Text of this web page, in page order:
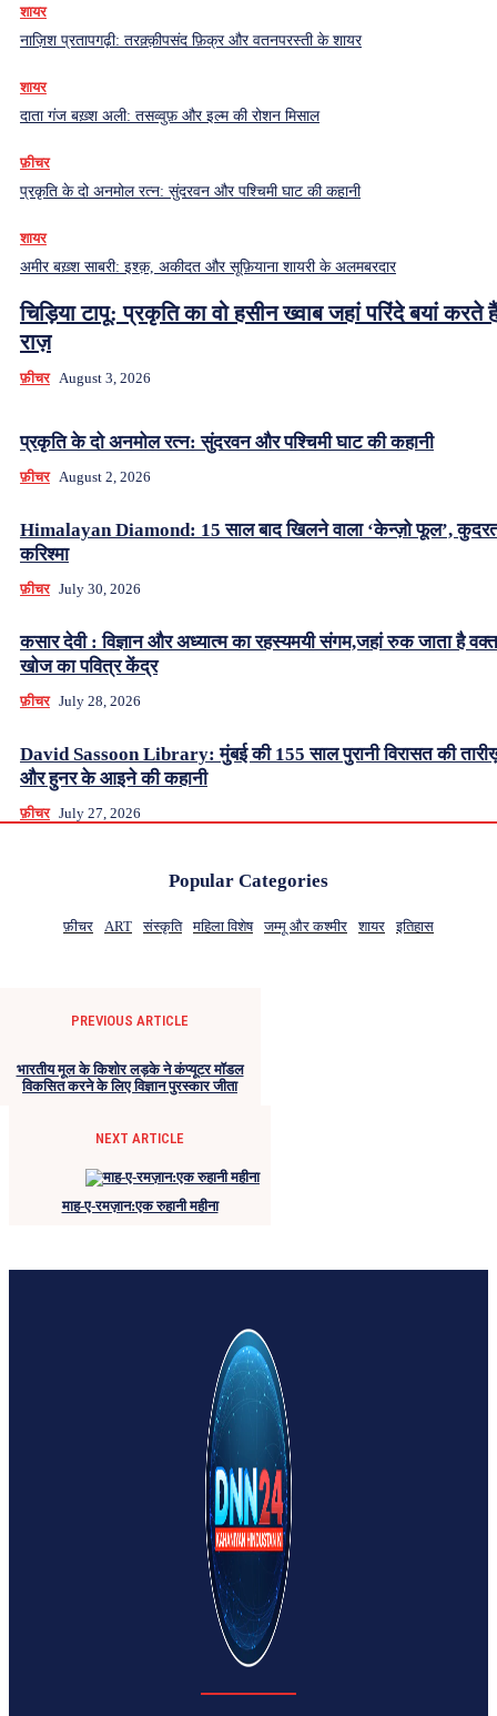
शायर
नाज़िश प्रतापगढ़ी: तरक़्क़ीपसंद फ़िक्र और वतनपरस्ती के शायर
शायर
दाता गंज बख़्श अली: तसव्वुफ़ और इल्म की रोशन मिसाल
फ़ीचर
प्रकृति के दो अनमोल रत्न: सुंदरवन और पश्चिमी घाट की कहानी
शायर
अमीर बख़्श साबरी: इश्क़, अकीदत और सूफ़ियाना शायरी के अलमबरदार
चिड़िया टापू: प्रकृति का वो हसीन ख्वाब जहां परिंदे बयां करते
राज़
फ़ीचर August 3, 2026
प्रकृति के दो अनमोल रत्न: सुंदरवन और पश्चिमी घाट की कहानी
फ़ीचर August 2, 2026
Himalayan Diamond: 15 साल बाद खिलने वाला ‘केन्ज़ो फूल’,
करिश्मा
फ़ीचर July 30, 2026
कसार देवी : विज्ञान और अध्यात्म का रहस्यमयी संगम,जहां रुक जाता है
खोज का पवित्र केंद्र
फ़ीचर July 28, 2026
David Sassoon Library: मुंबई की 155 साल पुरानी विरासत की
और हुनर के आइने की कहानी
फ़ीचर July 27, 2026
Popular Categories
फ़ीचर ART संस्कृति महिला विशेष जम्मू और कश्मीर शायर इतिहास
PREVIOUS ARTICLE
भारतीय मूल के किशोर लड़के ने कंप्यूटर मॉडल
विकसित करने के लिए विज्ञान पुरस्कार जीता
NEXT ARTICLE
माह-ए-रमज़ान:एक रुहानी महीना